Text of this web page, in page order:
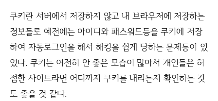
쿠키란 서버에서 저장하지 않고 내 브라우저에 저장하는
정보들로 예전에는 아이디와 패스워드등을 쿠키에 저장
하여 자동로그인을 해서 해킹을 쉽게 당하는 문제등이 있
었다. 쿠키는 여전히 안 좋은 모습이 많아서 개인들은 허
접한 사이트라면 어디까지 쿠키를 내리는지 확인하는 것
도 좋을 것 같다.